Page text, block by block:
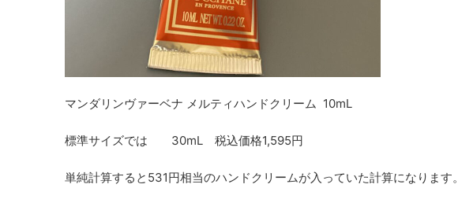
マンダリンヴァーベナ メルティハンドクリーム 10mL
標準サイズでは 30mL 税込価格1,595円
単純計算すると531円相当のハンドクリームが入っていた計算になります。